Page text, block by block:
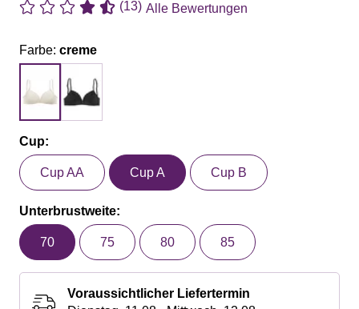
(13) Alle Bewertungen
Farbe: creme
Cup:
Cup AA Cup A Cup B
Unterbrustweite:
70 75 80 85
Voraussichtlicher Liefertermin